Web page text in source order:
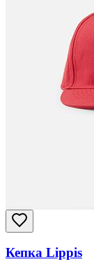
Кепка Lippis